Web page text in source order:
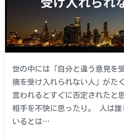
世の中には「自分と違う意見を
摘を受け入れられない人」がた
言われるとすぐに否定されたと
相手を不快に思ったり。 人は
いるとは…